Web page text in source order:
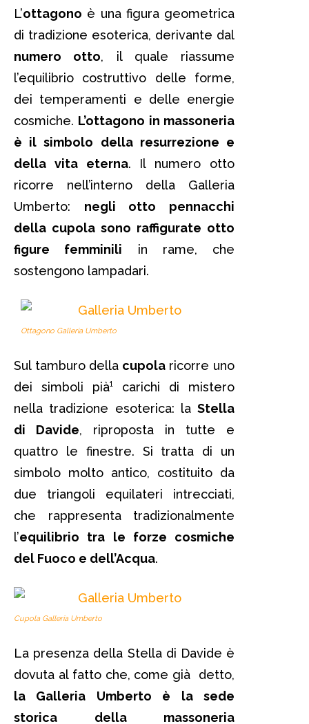
L’ottagono è una figura geometrica
di tradizione esoterica, derivante dal
numero otto, il quale riassume
l’equilibrio costruttivo delle forme,
dei temperamenti e delle energie
cosmiche. L’ottagono in massoneria
è il simbolo della resurrezione e
della vita eterna. Il numero otto
ricorre nell’interno della Galleria
Umberto: negli otto pennacchi
della cupola sono raffigurate otto
figure femminili in rame, che
sostengono lampadari.
Ottagono Galleria Umberto
Sul tamburo della cupolaricorre uno
dei simboli pià¹ carichi di mistero
nella tradizione esoterica: la Stella
di Davide, riproposta in tutte e
quattro le finestre. Si tratta di un
simbolo molto antico, costituito da
due triangoli equilateri intrecciati,
che rappresenta tradizionalmente
l’equilibrio tra le forze cosmiche
del Fuoco e dell’Acqua.
Cupola Galleria Umberto
La presenza della Stella di Davide è
dovuta al fatto che, come già detto,
la Galleria Umberto è la sede
storica della massoneria